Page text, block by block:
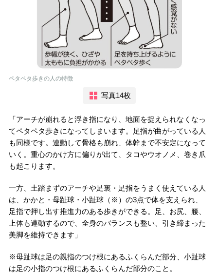
ペタペタ歩きの人の特徴
写真14枚
「アーチが崩れると浮き指になり、地面を捉えられなくなっ
てペタペタ歩きになってしまいます。足指が曲がっている人
も同様です。連動して骨格も崩れ、体幹まで不安定になって
いく。重心のかけ方に偏りが出て、タコやウオノメ、巻き爪
も起こります。
一方、土踏まずのアーチや足裏・足指をうまく使えている人
は、かかと・母趾球・小趾球（※）の3点で体を支えられ、
足指で押し出す推進力のある歩きができる。足、お尻、腰、
上体も連動するので、全身のバランスも整い、引き締まった
美脚を維持できます」
※母趾球は足の親指のつけ根にあるふくらんだ部分、小趾球
は足の小指のつけ根にあるふくらんだ部分のこと。